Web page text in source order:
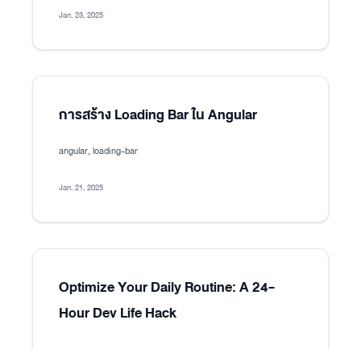
Jan. 23, 2025
การสร้าง Loading Bar ใน Angular
angular, loading-bar
Jan. 21, 2025
Optimize Your Daily Routine: A 24-
Hour Dev Life Hack